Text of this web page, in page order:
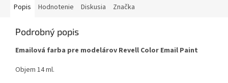
Popis Hodnotenie Diskusia Značka
Podrobný popis
Emailová farba pre modelárov Revell Color Email Paint
Objem 14 ml.